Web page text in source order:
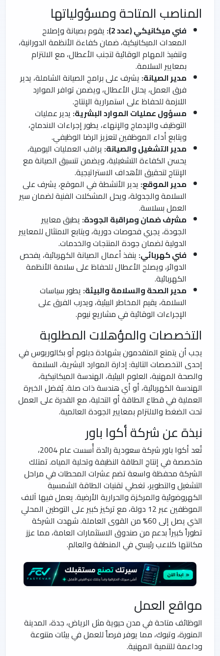
المناصب المتاحة ومسؤولياتها
فني ميكانيكي (عدد 2):
يقوم بصيانة وإصلاح
المعدات الميكانيكية، ضمان كفاءة الأنظمة الدورانية،
وتنفيذ المهام الوقائية لتجنب الأعطال، مع الالتزام
بمعايير السلامة.
مدير الصيانة: يشرف على برامج الصيانة الشاملة، يدير
فرق العمل، يحلل الأعطال، ويضمن توافر الموارد
اللازمة للحفاظ على استمرارية الإنتاج.
مسؤول عمليات الموارد البشرية: يدير عمليات
التوظيف والإدماج والإنهاء، يطور إجراءات الاندماج،
ويتابع أداء الموظفين لتعزيز الرضا الوظيفي.
مدير التشغيل والصيانة: يراقب العمليات اليومية،
يحسن الكفاءة التشغيلية، ويضمن تنسيق الصيانة مع
الإنتاج لتحقيق الأهداف الاستراتيجية.
مدير الموقع: يدير الأنشطة في الموقع، يشرف على
السلامة والجدولة، ويحل المشكلات الفنية لضمان سير
العمل بسلاسة.
مشرف ضمان ومراقبة الجودة: يطبق معايير
الجودة، يجري فحوصات دورية، ويتابع الامتثال للمعايير
الدولية لضمان جودة المنتجات والخدمات.
فني كهربائي: ينفذ أعمال الصيانة الكهربائية، يفحص
الدوائر، ويصلح الأعطال للحفاظ على سلامة الأنظمة
الكهربائية.
مدير الصحة والسلامة والبيئة: يطور سياسات
السلامة، يقيم المخاطر البيئية، ويدرب الفرق على
الإجراءات الوقائية في مشاريع نيوم.
التخصصات والمؤهلات المطلوبة
يجب أن يتمتع المتقدمون بشهادة دبلوم أو بكالوريوس في
إحدى التخصصات التالية: إدارة الموارد البشرية، السلامة
والصحة المهنية، العلوم البيئية، الهندسة الميكانيكية،
الهندسة الكهربائية، أو أي هندسة ذات صلة. يُفضل الخبرة
العملية في قطاع الطاقة أو التحلية، مع القدرة على العمل
تحت الضغط والالتزام بمعايير الجودة العالمية.
نبذة عن شركة أكوا باور
تُعد أكوا باور شركة سعودية رائدة أُسست عام 2004،
متخصصة في إنتاج الطاقة النظيفة وتحلية المياه. تمتلك
الشركة محفظة واسعة تضم عشرات المحطات في مراحل
التشغيل والتطوير، تغطي تقنيات الطاقة الشمسية
الكهروضوئية والمركزة والحرارية الأرضية. يعمل فيها آلاف
الموظفين عبر 12 دولة، مع تركيز كبير على التوطين المحلي
الذي يصل إلى 60% من القوى العاملة. شهدت الشركة
تطوراً كبيراً بدعم من صندوق الاستثمارات العامة، مما عزز
مكانتها كلاعب رئيسي في المنطقة والعالم.
مواقع العمل
الوظائف متاحة في مدن حيوية مثل الرياض، جدة، المدينة
المنورة، وتبوك، مما يوفر فرصاً للعمل في بيئات متنوعة
وداعمة للتنمية المهنية.